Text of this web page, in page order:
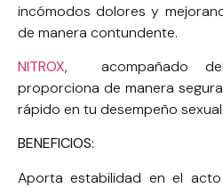
incómodos dolores y
de manera contundente.
NITROX, acompañado
proporciona de manera
rápido en tu desempeño sexual.
BENEFICIOS:
Aporta estabilidad en el acto